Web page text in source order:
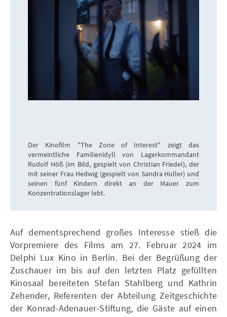
Der Kinofilm "The Zone of Interest" zeigt das
vermeintliche Familienidyll von Lagerkommandant
Rudolf Höß (im Bild, gespielt von Christian Friedel), der
mit seiner Frau Hedwig (gespielt von Sandra Hüller) und
seinen fünf Kindern direkt an der Mauer zum
Konzentrationslager lebt.
Auf dementsprechend großes Interesse stieß die
Vorpremiere des Films am 27. Februar 2024 im
Delphi Lux Kino in Berlin. Bei der Begrüßung der
Zuschauer im bis auf den letzten Platz gefüllten
Kinosaal bereiteten Stefan Stahlberg und Kathrin
Zehender, Referenten der Abteilung Zeitgeschichte
der Konrad-Adenauer-Stiftung, die Gäste auf einen